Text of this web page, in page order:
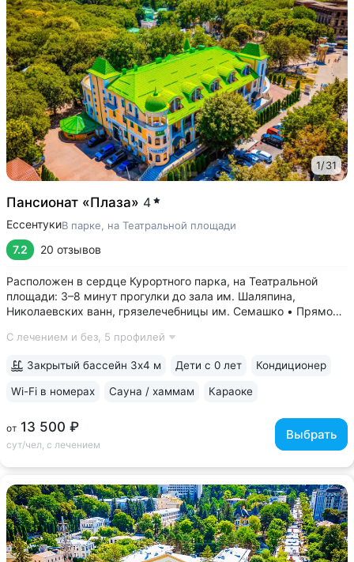
1/31
Пансионат «Плаза» 4
ЕссентукиВ парке, на Театральной площади
7.2 20 отзывов
Расположен в сердце Курортного парка, на Театральной
площади: 3–8 минут прогулки до зала им. Шаляпина,
Николаевских ванн, грязелечебницы им. Семашко • Прямой
№ 4» — 5 минут прогулки • Всего 27 номеров — спокойно,
С лечением и без, 5 профилей
от 13 500 ₽
сут/чел, с лечением
Выбрать
Закрытый бассейн 3х4 м Дети с 0 лет Кондиционер
Wi-Fi в номерах Сауна / хаммам Караоке